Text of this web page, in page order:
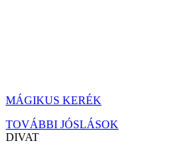
MÁGIKUS KERÉK
TOVÁBBI JÓSLÁSOK
DIVAT